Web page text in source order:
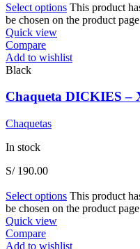
Select options This product
be chosen on the product page
Quick view
Compare
Add to wishlist
Black
Chaqueta DICKIES –
Chaquetas
In stock
S/190.00
Select options This product
be chosen on the product page
Quick view
Compare
Add to wishlist